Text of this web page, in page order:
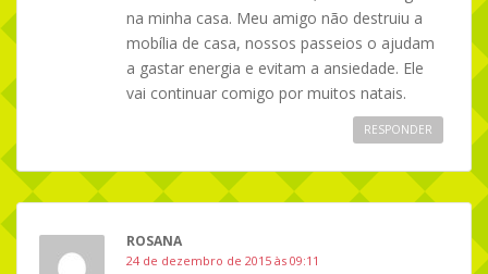
na minha casa. Meu amigo não destruiu a
mobília de casa, nossos passeios o ajudam
a gastar energia e evitam a ansiedade. Ele
vai continuar comigo por muitos natais.
RESPONDER
ROSANA
24 de dezembro de 2015 às 09:11